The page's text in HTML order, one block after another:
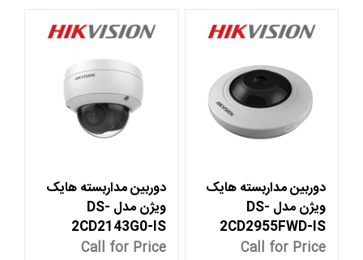
دوربین مداربسته هایک
ویژن مدل DS-
2CD2955FWD-IS
Call for Price
دوربین مداربسته هایک
ویژن مدل DS-
2CD2143G0-IS
Call for Price